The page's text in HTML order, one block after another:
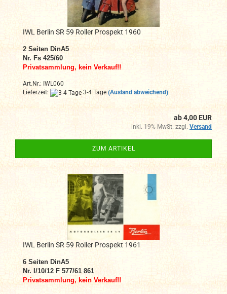
IWL Berlin SR 59 Roller Prospekt 1960
2 Seiten DinA5
Nr. Fs 425/60
Privatsammlung, kein Verkauf!!
Art.Nr.: IWL060
Lieferzeit:
3-4 Tage (Ausland abweichend)
ab 4,00 EUR
inkl. 19% MwSt. zzgl. Versand
ZUM ARTIKEL
IWL Berlin SR 59 Roller Prospekt 1961
6 Seiten DinA5
Nr. I/10/12 F 577/61 861
Privatsammlung, kein Verkauf!!